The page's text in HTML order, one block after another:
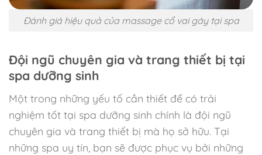
Đánh giá hiệu quả của massage cổ vai gáy tại spa
Đội ngũ chuyên gia và trang thiết bị tại
spa dưỡng sinh
Một trong những yếu tố cần thiết để có trải
nghiệm tốt tại spa dưỡng sinh chính là đội ngũ
chuyên gia và trang thiết bị mà họ sở hữu. Tại
những spa uy tín, bạn sẽ được phục vụ bởi những